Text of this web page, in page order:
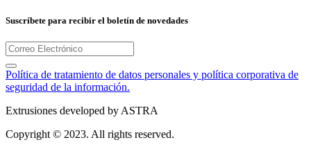
Suscríbete para recibir el boletín de novedades
Política de tratamiento de datos personales y política corporativa de
seguridad de la información.
Extrusiones developed by ASTRA
Copyright © 2023. All rights reserved.